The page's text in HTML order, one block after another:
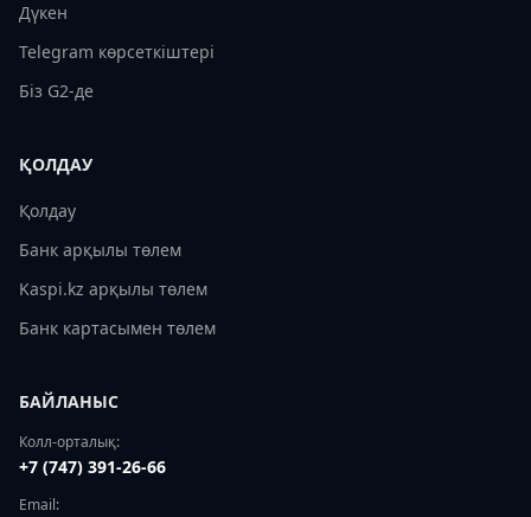
Дүкен
Telegram көрсеткіштері
Біз G2-де
ҚОЛДАУ
Қолдау
Банк арқылы төлем
Kaspi.kz арқылы төлем
Банк картасымен төлем
БАЙЛАНЫС
Колл-орталық:
+7 (747) 391-26-66
Email: